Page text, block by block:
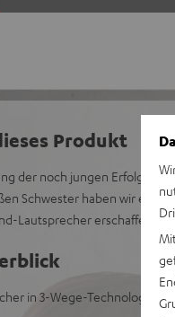
Produkt
der noch jungen
Schwester haben wir
Lautsprecher erschaffen.
in 3-Wege-Technologie